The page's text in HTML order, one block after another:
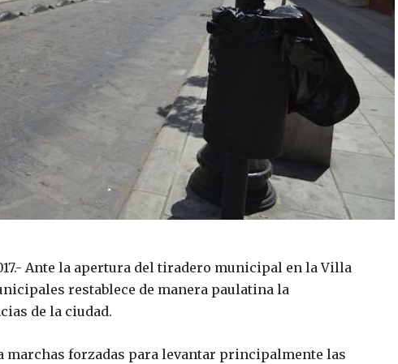
Ante la apertura del tiradero municipal en la Villa
restablece de manera paulatina la
de la ciudad.
marchas forzadas para levantar principalmente las